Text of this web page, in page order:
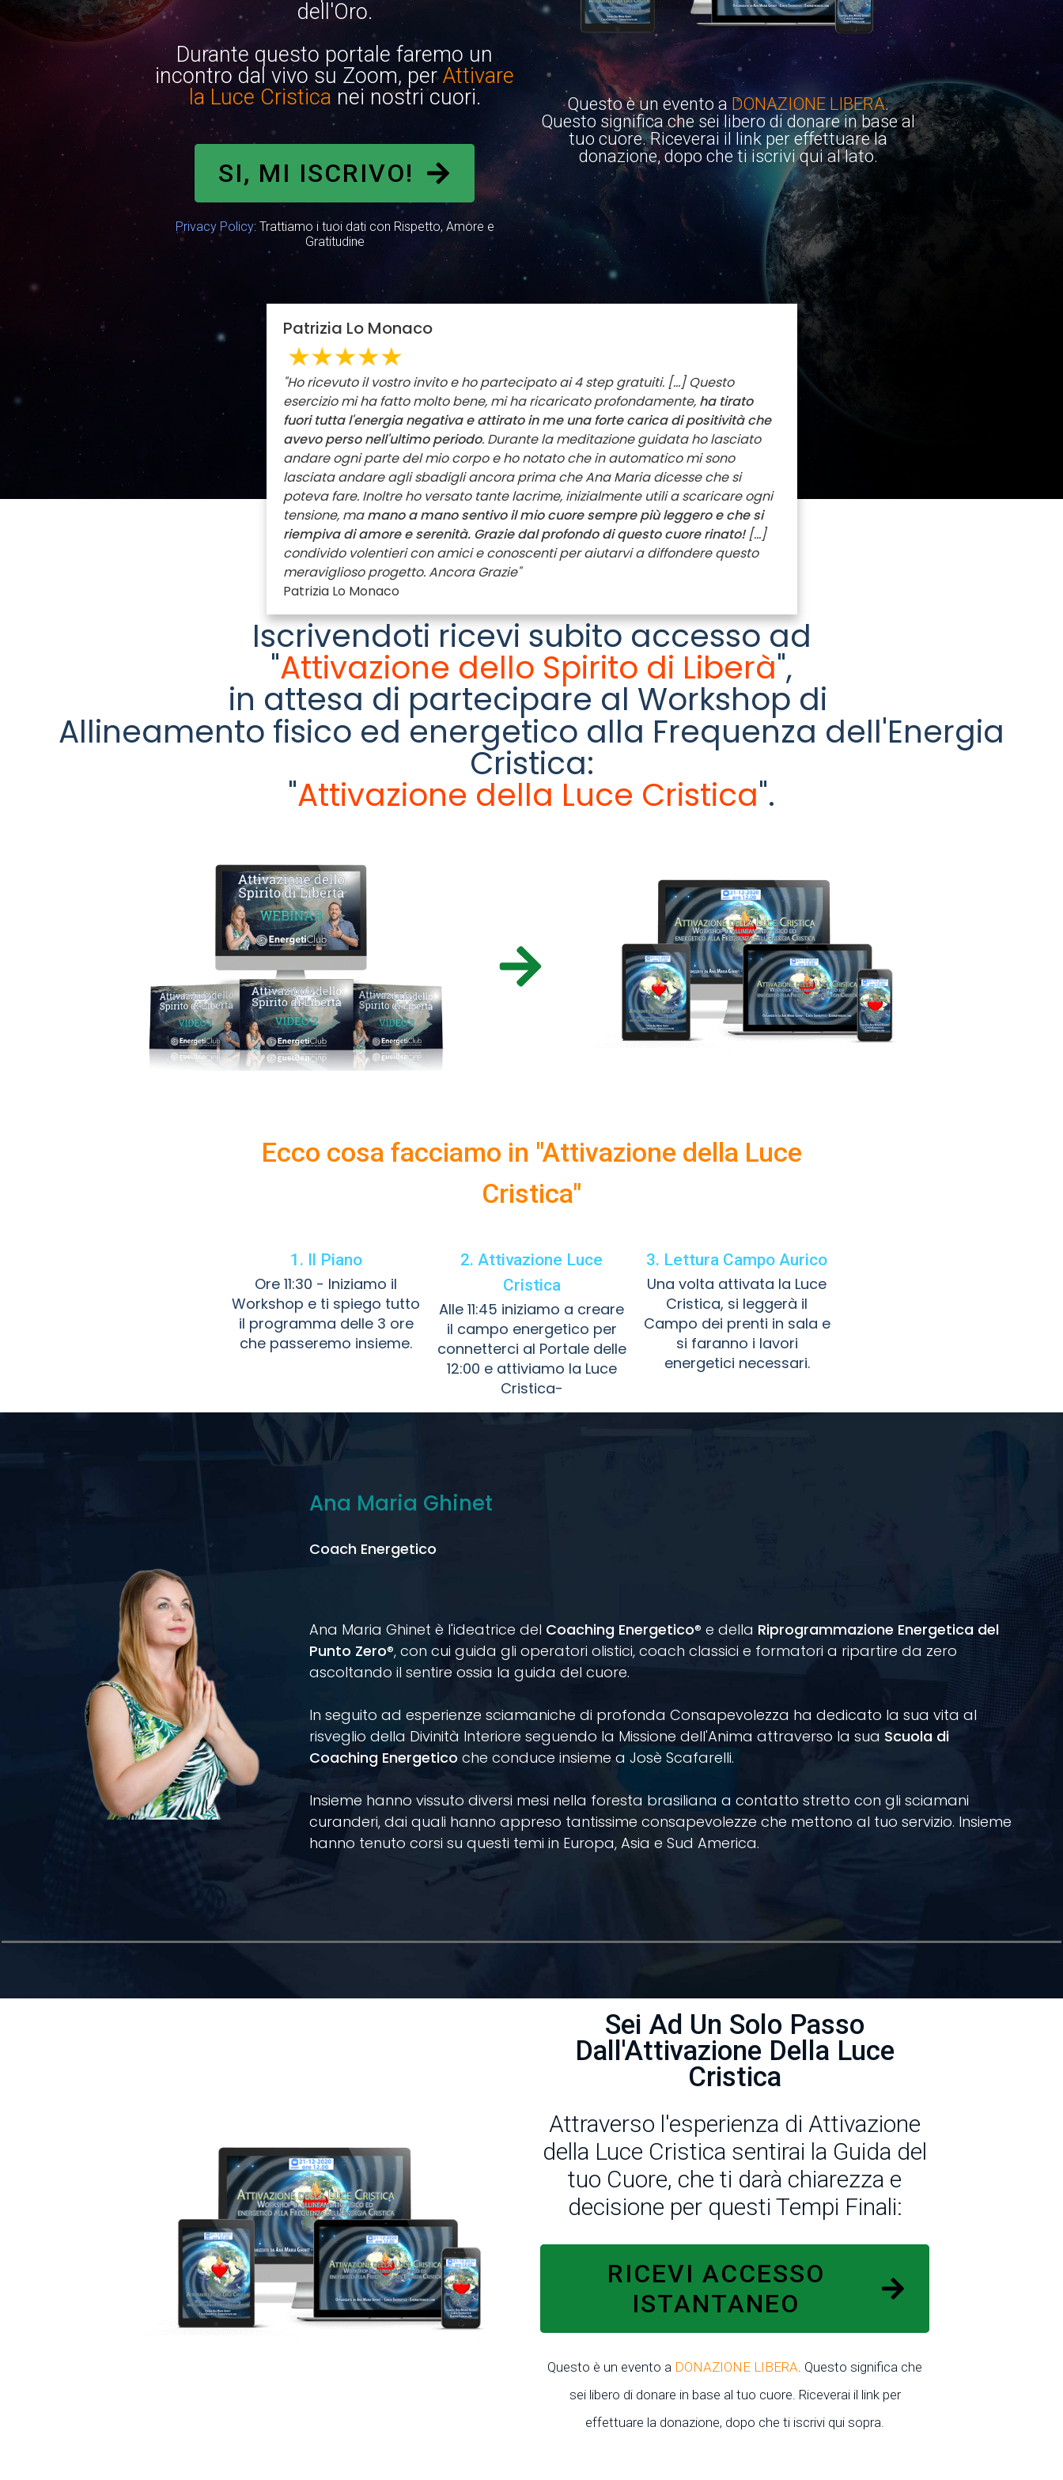
dell'Oro.
Durante questo portale faremo un
incontro dal vivo su Zoom, perAttivare
la Luce Cristica nei nostri cuori.
SI, MI ISCRIVO!
Privacy Policy: Trattiamo i tuoi dati con Rispetto, Amore e
Gratitudine
Questo è un evento a DONAZIONE LIBERA.
Questo significa che sei libero di donare in base al
tuo cuore. Riceverai il link per effettuare la
donazione, dopo che ti iscrivi qui al lato.
Patrizia Lo Monaco
"Ho ricevuto il vostro invito e ho partecipato ai 4 step gratuiti. [...] Questo
esercizio mi ha fatto molto bene, mi ha ricaricato profondamente, ha tirato
fuori tutta l'energia negativa e attirato in me una forte carica di positività che
avevo perso nell'ultimo periodo. Durante la meditazione guidata ho lasciato
andare ogni parte del mio corpo e ho notato che in automatico mi sono
lasciata andare agli sbadigli ancora prima che Ana Maria dicesse che si
poteva fare. Inoltre ho versato tante lacrime, inizialmente utili a scaricare ogni
tensione, mamano a mano sentivo il mio cuore sempre più leggero e che si
riempiva di amore e serenità. Grazie dal profondo di questo cuore rinato! [...]
condivido volentieri con amici e conoscenti per aiutarvi a diffondere questo
meraviglioso progetto. Ancora Grazie"
Patrizia Lo Monaco
Iscrivendoti ricevi subito accesso ad
"Attivazione dello Spirito di Liberà",
in attesa di partecipare al Workshop di
Allineamento fisico ed energetico alla Frequenza dell'Energia
Cristica:
"Attivazione della Luce Cristica".
Ecco cosa facciamo in "Attivazione della Luce
Cristica"
1. Il Piano
Ore 11:30 - Iniziamo il
Workshop e ti spiego tutto
il programma delle 3 ore
che passeremo insieme.
2. Attivazione Luce
Cristica
Alle 11:45 iniziamo a creare
il campo energetico per
connetterci al Portale delle
12:00 e attiviamo la Luce
Cristica-
3. Lettura Campo Aurico
Una volta attivata la Luce
Cristica, si leggerà il
Campo dei prenti in sala e
si faranno i lavori
energetici necessari.
Ana Maria Ghinet
Coach Energetico
Ana Maria Ghinet è l'ideatrice del Coaching Energetico® e della Riprogrammazione Energetica del
Punto Zero®, con cui guida gli operatori olistici, coach classici e formatori a ripartire da zero
ascoltando il sentire ossia la guida del cuore.
In seguito ad esperienze sciamaniche di profonda Consapevolezza ha dedicato la sua vita al
risveglio della Divinità Interiore seguendo la Missione dell'Anima attraverso la sua Scuola di
Coaching Energetico che conduce insieme a Josè Scafarelli.
Insieme hanno vissuto diversi mesi nella foresta brasiliana a contatto stretto con gli sciamani
curanderi, dai quali hanno appreso tantissime consapevolezze che mettono al tuo servizio. Insieme
hanno tenuto corsi su questi temi in Europa, Asia e Sud America.
Sei Ad Un Solo Passo
Dall'Attivazione Della Luce
Cristica
Attraverso l'esperienza di Attivazione
della Luce Cristica sentirai la Guida del
tuo Cuore, che ti darà chiarezza e
decisione per questi Tempi Finali:
RICEVI ACCESSO
ISTANTANEO
Questo è un evento a DONAZIONE LIBERA. Questo significa che
sei libero di donare in base al tuo cuore. Riceverai il link per
effettuare la donazione, dopo che ti iscrivi qui sopra.